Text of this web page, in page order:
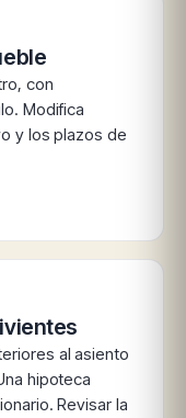
con
Modifica
y los plazos de
al asiento
hipoteca
Revisar la